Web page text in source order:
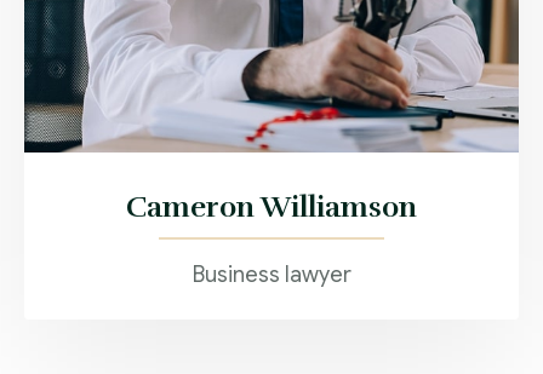
Cameron Williamson
Business lawyer